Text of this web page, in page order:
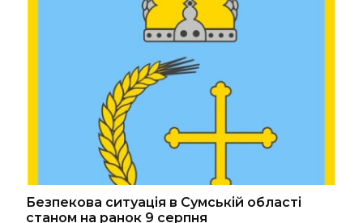
Безпекова ситуація в Сумській області
станом на ранок 9 серпня